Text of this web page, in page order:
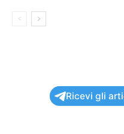
Ricevi gli